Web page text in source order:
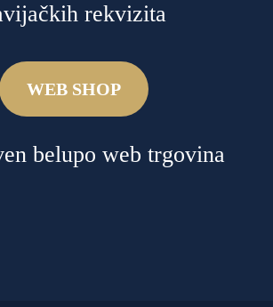
rekvizita
WEB SHOP